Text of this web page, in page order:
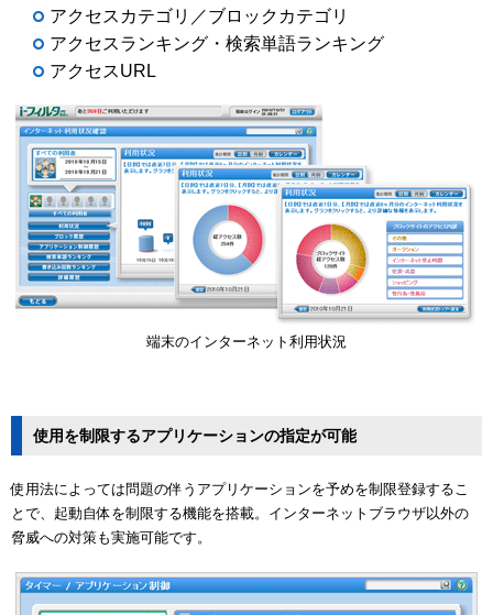
アクセスカテゴリ／ブロックカテゴリ
アクセスランキング・検索単語ランキング
アクセスURL
端末のインターネット利用状況
使用を制限するアプリケーションの指定が可能
使用法によっては問題の伴うアプリケーションを予めを制限登録するこ
とで、起動自体を制限する機能を搭載。インターネットブラウザ以外の
脅威への対策も実施可能です。